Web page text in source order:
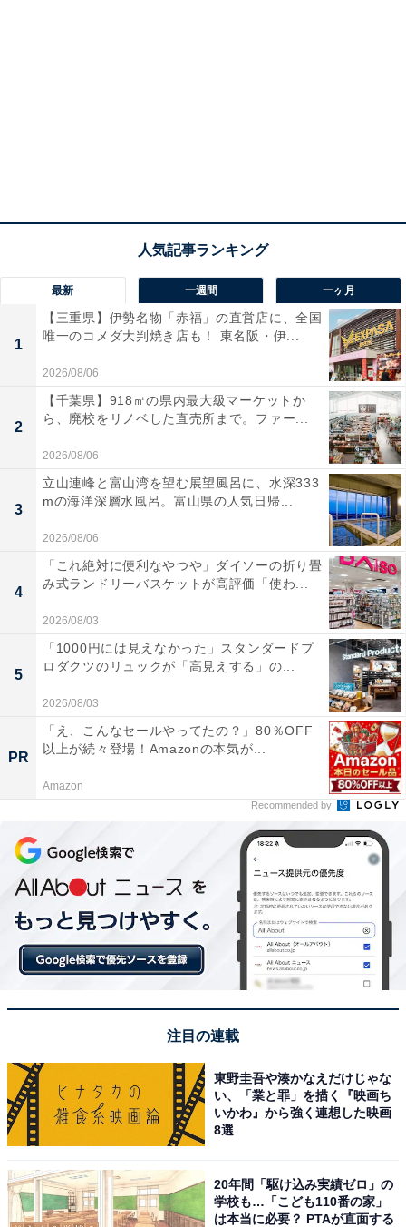
最新 一週間 一ヶ月
1
【三重県】伊勢名物「赤福」の直営店に、全国
唯一のコメダ大判焼き店も！ 東名阪・伊...
2026/08/06
2
【千葉県】918㎡の県内最大級マーケットか
ら、廃校をリノベした直売所まで。ファー...
2026/08/06
3
立山連峰と富山湾を望む展望風呂に、水深333
mの海洋深層水風呂。富山県の人気日帰...
2026/08/06
4
「これ絶対に便利なやつや」ダイソーの折り畳
み式ランドリーバスケットが高評価「使わ...
2026/08/03
5
「1000円には見えなかった」スタンダードプ
ロダクツのリュックが「高見えする」の...
2026/08/03
PR
「え、こんなセールやってたの？」80％OFF
以上が続々登場！Amazonの本気が...
Amazon
Recommended by
注目の連載
東野圭吾や湊かなえだけじゃな
い、「業と罪」を描く『映画ち
いかわ』から強く連想した映画
8選
20年間「駆け込み実績ゼロ」の
学校も…「こども110番の家」
は本当に必要？ PTAが直面する